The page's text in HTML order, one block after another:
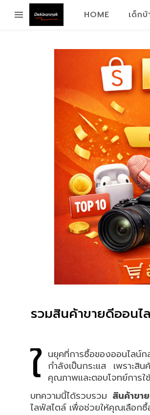
HOME เด็ก
รวมสินค้าขายดีออน
ใ นยุคที่การซื้อของออนไลน์
กำลังเป็นกระแส เพราะสิ
คุณภาพและตอบโจทย์การใ
บทความนี้ได้รวบรวม สินค้าขา
ไลฟ์สไตล์ เพื่อช่วยให้คุณเลือกซื้